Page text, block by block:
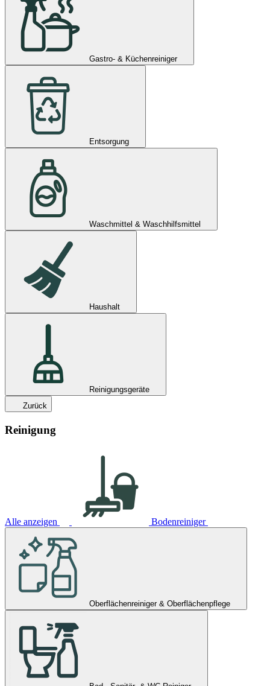
Gastro- & Küchenreiniger
Entsorgung
Waschmittel & Waschhilfsmittel
Haushalt
Reinigungsgeräte
Zurück
Reinigung
Alle anzeigen Bodenreiniger
Oberflächenreiniger & Oberflächenpflege